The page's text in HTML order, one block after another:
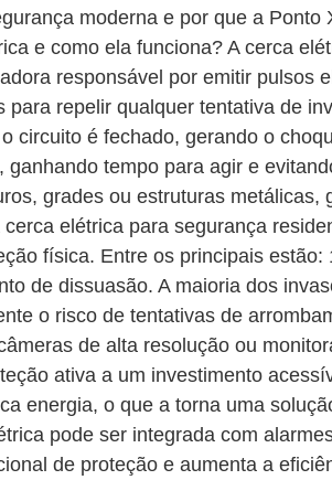
moderna e por que a
e como ela funciona? A cerca
responsável por emitir pulsos
para repelir qualquer tentativa de
circuito é fechado, gerando o
ganhando tempo para agir e
grades ou estruturas
elétrica para segurança
física. Entre os principais
de dissuasão. A maioria dos
o risco de tentativas de
de alta resolução ou
ativa a um investimento
energia, o que a torna uma
pode ser integrada com
de proteção e aumenta a